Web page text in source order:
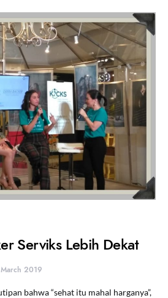
Serviks Lebih Dekat
2019
bahwa “sehat itu mahal harganya”,